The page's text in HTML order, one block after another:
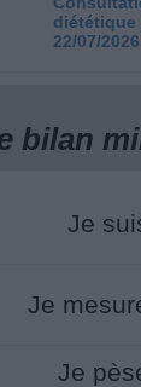
diététique
22/07/2026
bilan
Je
Je
Je